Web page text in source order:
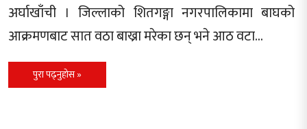
अर्घाखाँची । जिल्लाको शितगङ्गा नगरपालिकामा बाघको
आक्रमणबाट सात वठा बाख्रा मरेका छन् भने आठ वटा…
पुरा पढ्नुहोस »